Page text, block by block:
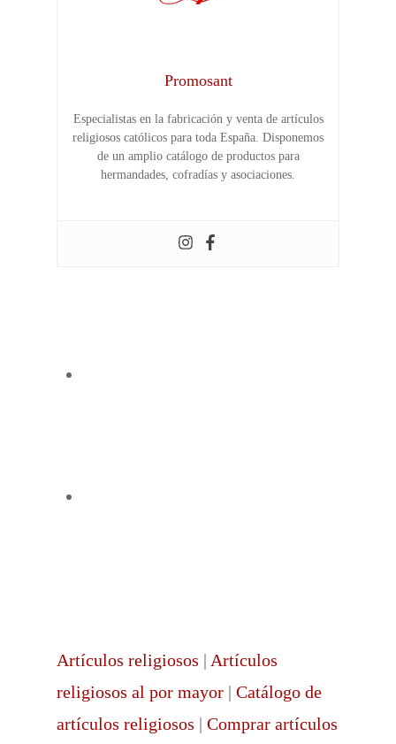
Promosant
Especialistas en la fabricación y venta de artículos
religiosos católicos para toda España. Disponemos
de un amplio catálogo de productos para
hermandades, cofradías y asociaciones.
Artículos religiosos | Artículos
religiosos al por mayor | Catálogo de
artículos religiosos | Comprar artículos